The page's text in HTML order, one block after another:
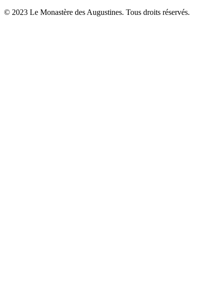
© 2023 Le Monastère des Augustines. Tous droits réservés.